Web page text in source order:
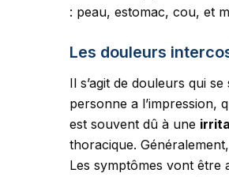
: peau, estomac, cou, et
Les douleurs
Il s’agit de douleurs qui
personne a l’impression,
est souvent dû à une
thoracique. Généralement,
Les symptômes vont être